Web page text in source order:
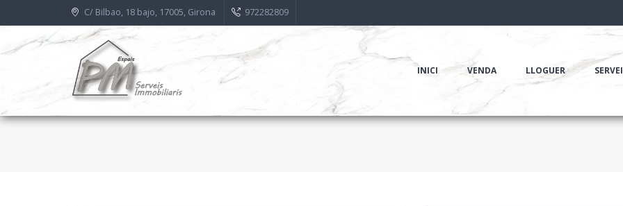
C/ Bilbao, 18 bajo, 17005, Girona 972282809
INICI VENDA LLOGUER